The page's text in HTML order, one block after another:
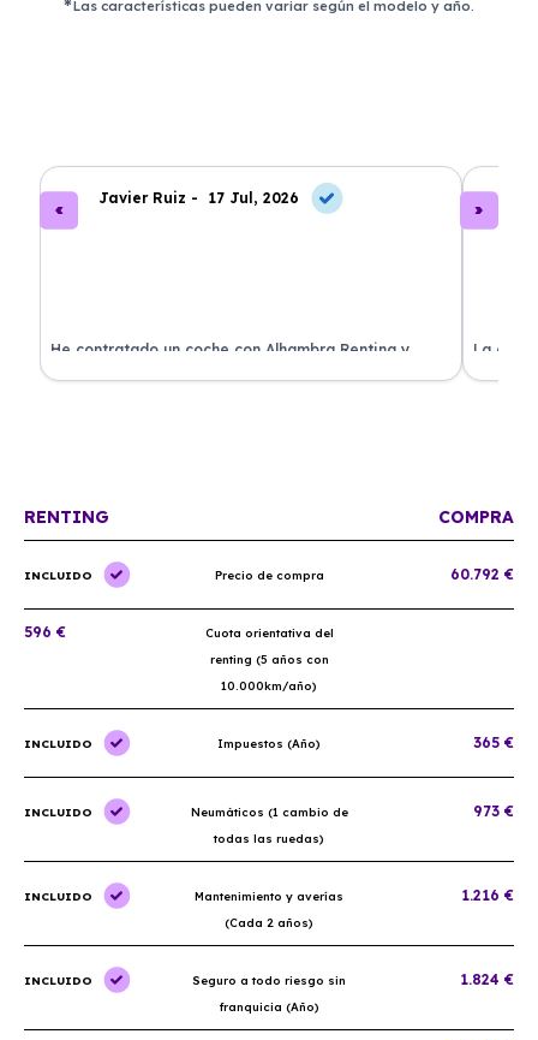
Las características pueden variar según el modelo y año.
Javier Ruiz - 17 Jul, 2026
He contratado un coche con Alhambra Renting y
estoy impresionado. Todo ha sido transparente y sin
La
RENTING COMPRA
INCLUIDO Precio de compra 60.792 €
596 €
Cuota orientativa del
renting (5 años con
10.000km/año)
INCLUIDO Impuestos (Año) 365 €
INCLUIDO
Neumáticos (1 cambio de
todas las ruedas)
973 €
INCLUIDO
Mantenimiento y averías
(Cada 2 años)
1.216 €
INCLUIDO
Seguro a todo riesgo sin
franquicia (Año)
1.824 €